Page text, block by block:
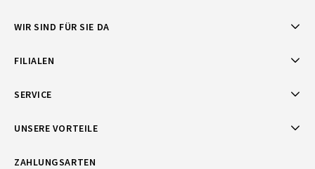
WIR SIND FÜR SIE DA
FILIALEN
SERVICE
UNSERE VORTEILE
ZAHLUNGSARTEN